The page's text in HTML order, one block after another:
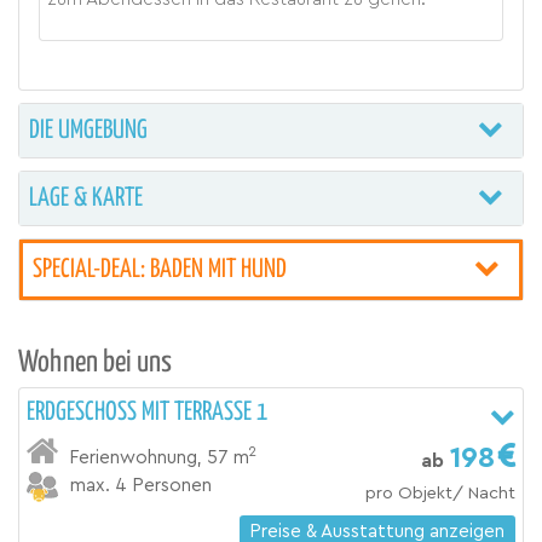
DIE UMGEBUNG
LAGE & KARTE
SPECIAL-DEAL: BADEN MIT HUND
Wohnen bei uns
ERDGESCHOSS MIT TERRASSE 1
Ferienwohnung 57 m2
max. 4 Personen
ab 198
pro Objekt/ Nacht
Preise & Ausstattung anzeigen